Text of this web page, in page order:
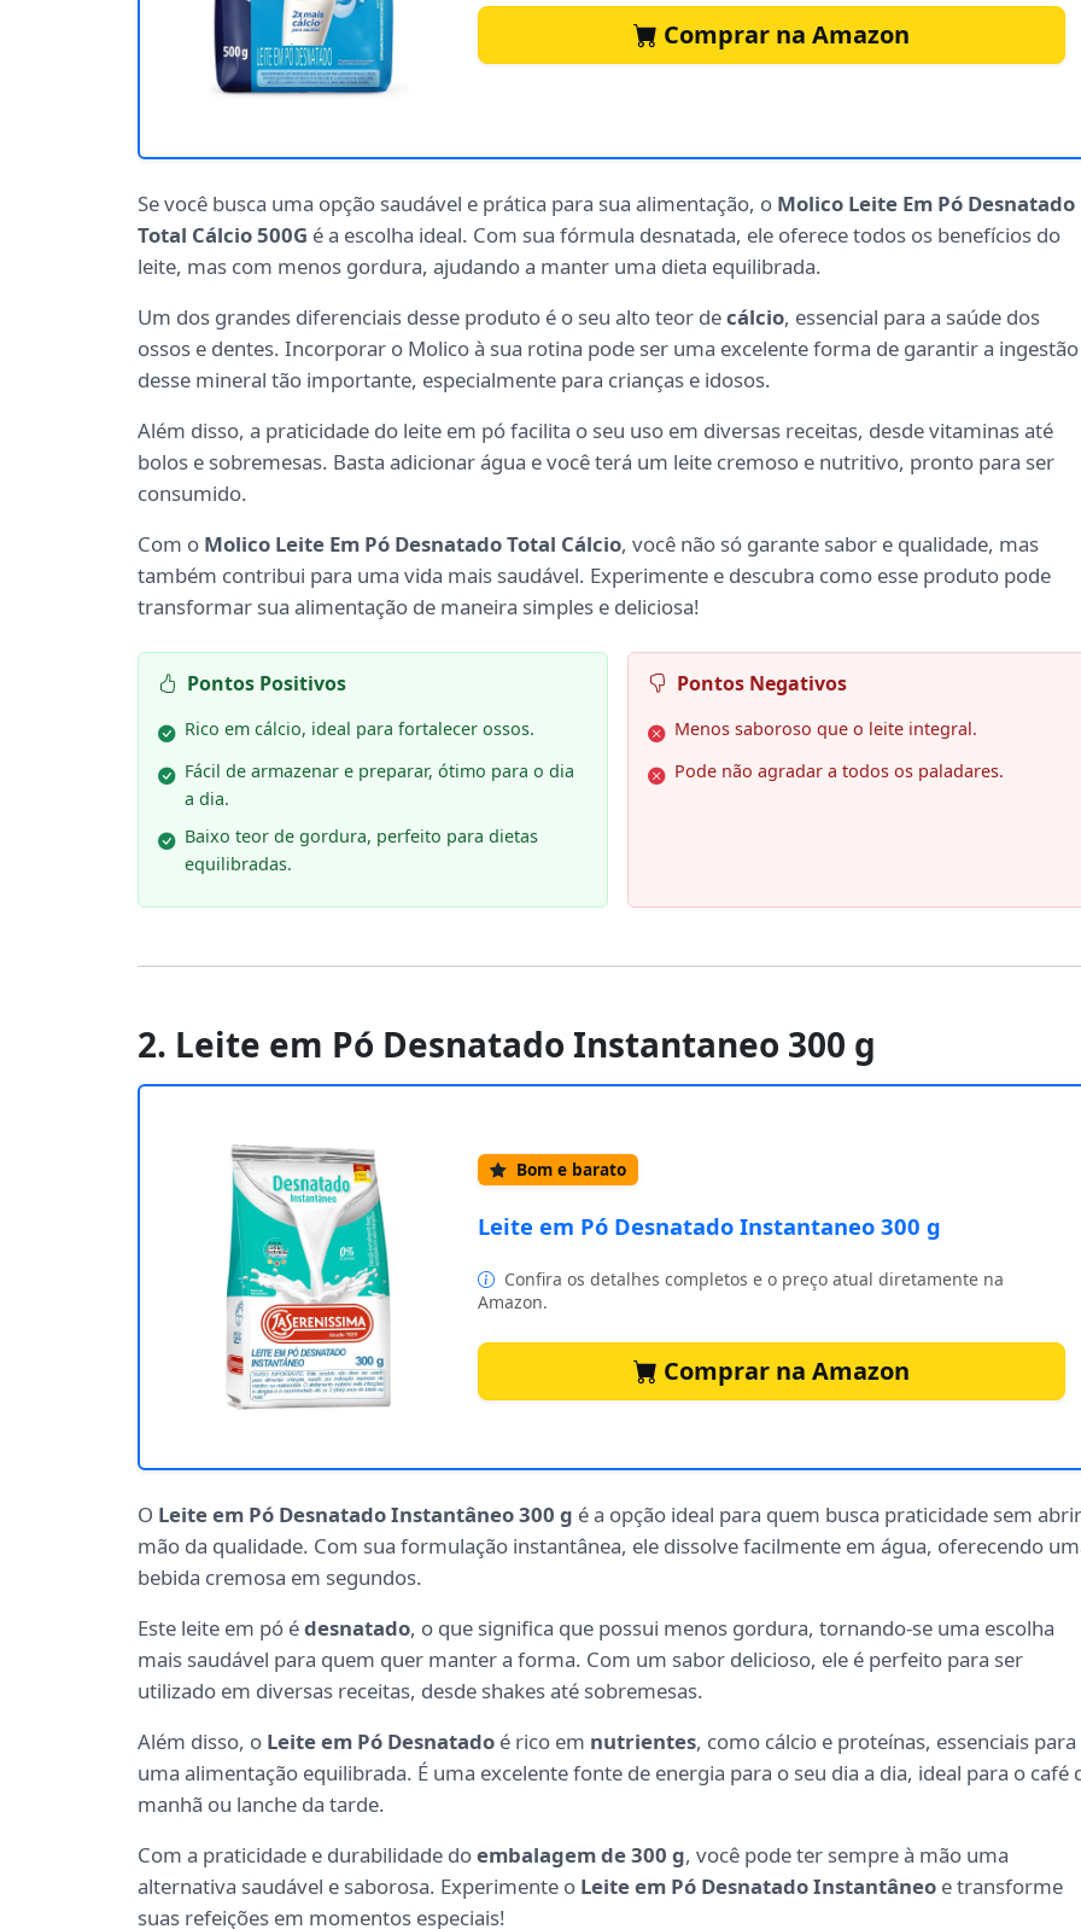
Comprar na Amazon
Se você busca uma opção saudável e prática para sua alimentação, o Molico Leite Em Pó Desnatado
Total Cálcio 500G é a escolha ideal. Com sua fórmula desnatada, ele oferece todos os benefícios do
leite, mas com menos gordura, ajudando a manter uma dieta equilibrada.
Um dos grandes diferenciais desse produto é o seu alto teor decálcio, essencial para a saúde dos
ossos e dentes. Incorporar o Molico à sua rotina pode ser uma excelente forma de garantir a ingestão
desse mineral tão importante, especialmente para crianças e idosos.
Além disso, a praticidade do leite em pó facilita o seu uso em diversas receitas, desde vitaminas até
bolos e sobremesas. Basta adicionar água e você terá um leite cremoso e nutritivo, pronto para ser
consumido.
Com o Molico Leite Em Pó Desnatado Total Cálcio, você não só garante sabor e qualidade, mas
também contribui para uma vida mais saudável. Experimente e descubra como esse produto pode
transformar sua alimentação de maneira simples e deliciosa!
Pontos Positivos
Rico em cálcio, ideal para fortalecer ossos.
Fácil de armazenar e preparar, ótimo para o dia
a dia.
Baixo teor de gordura, perfeito para dietas
equilibradas.
Pontos Negativos
Menos saboroso que o leite integral.
Pode não agradar a todos os paladares.
2. Leite em Pó Desnatado Instantaneo 300 g
Bom e barato
Leite em Pó Desnatado Instantaneo 300 g
Confira os detalhes completos e o preço atual diretamente na
Amazon.
Comprar na Amazon
O Leite em Pó Desnatado Instantâneo 300 g é a opção ideal para quem busca praticidade sem abrir
mão da qualidade. Com sua formulação instantânea, ele dissolve facilmente em água, oferecendo
bebida cremosa em segundos.
Este leite em pó édesnatado, o que significa que possui menos gordura, tornando-se uma escolha
mais saudável para quem quer manter a forma. Com um sabor delicioso, ele é perfeito para ser
utilizado em diversas receitas, desde shakes até sobremesas.
Além disso, o Leite em Pó Desnatado é rico em nutrientes, como cálcio e proteínas, essenciais para
uma alimentação equilibrada. É uma excelente fonte de energia para o seu dia a dia, ideal para o café
manhã ou lanche da tarde.
Com a praticidade e durabilidade doembalagem de 300 g, você pode ter sempre à mão uma
alternativa saudável e saborosa. Experimente o Leite em Pó Desnatado Instantâneo e transforme
suas refeições em momentos especiais!